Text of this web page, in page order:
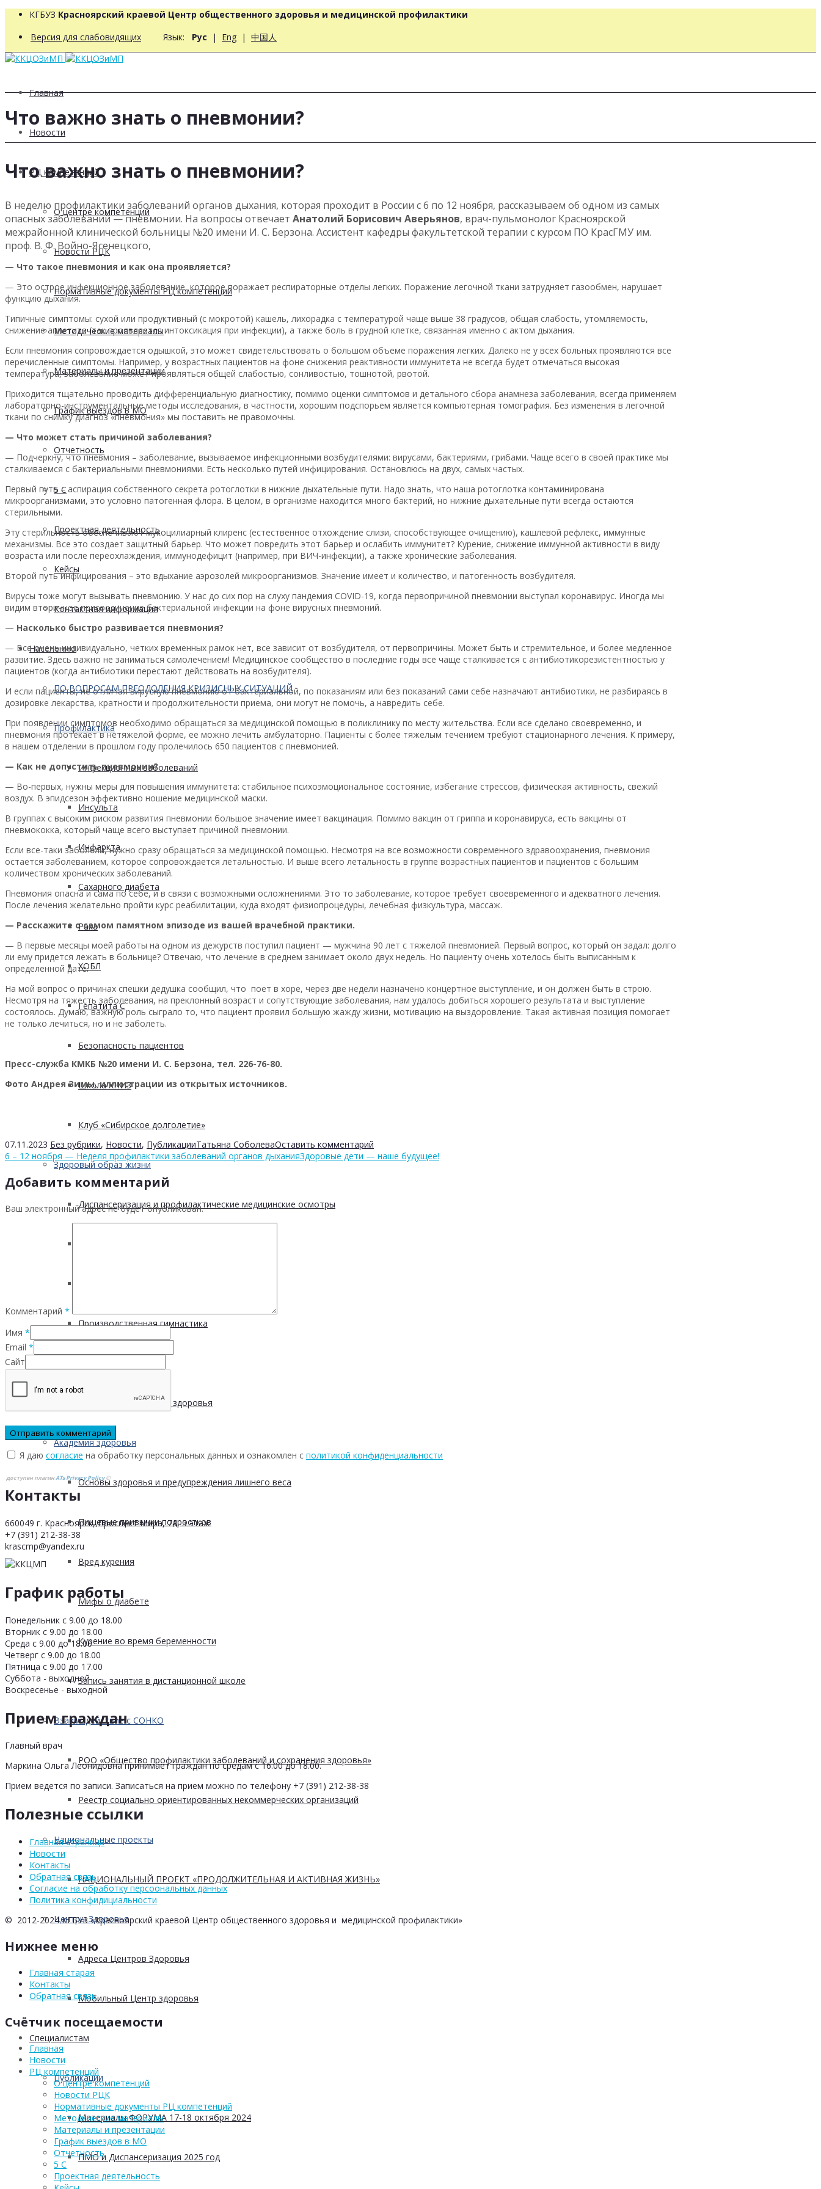
КГБУЗ Красноярский краевой Центр общественного здоровья и медицинской профилактики
Версия для слабовидящих Язык: Рус | Eng | 中国人
Главная
Новости
РЦ компетенций
О центре компетенций
Новости РЦК
Нормативные документы РЦ компетенций
Методические материалы
Материалы и презентации
График выездов в МО
Отчетность
5 С
Проектная деятельность
Кейсы
Контактная информация
Населению
ПО ВОПРОСАМ ПРЕОДОЛЕНИЯ КРИЗИСНЫХ СИТУАЦИЙ
Профилактика
Инфекционных заболеваний
Инсульта
Инфаркта
Сахарного диабета
Рака
ХОБЛ
Гепатита С
Безопасность пациентов
Школа ХНИЗ
Клуб «Сибирское долголетие»
Здоровый образ жизни
Диспансеризация и профилактические медицинские осмотры
Производственная гимнастика
Сохранение мужского здоровья
Академия здоровья
Основы здоровья и предупреждения лишнего веса
Пищевые привычки подростков
Вред курения
Мифы о диабете
Курение во время беременности
Запись занятия в дистанционной школе
Взаимодействие с СОНКО
РОО «Общество профилактики заболеваний и сохранения здоровья»
Реестр социально ориентированных некоммерческих организаций
Национальные проекты
НАЦИОНАЛЬНЫЙ ПРОЕКТ «ПРОДОЛЖИТЕЛЬНАЯ И АКТИВНАЯ ЖИЗНЬ»
Центры Здоровья
Адреса Центров Здоровья
Мобильный Центр здоровья
Cпециалистам
Публикации
Материалы ФОРУМА 17-18 октября 2024
ПМО и Диспансеризация 2025 год
Что важно знать о пневмонии?
Что важно знать о пневмонии?
В неделю профилактики заболеваний органов дыхания, которая проходит в России с 6 по 12 ноября, рассказываем об одном из самых
опасных заболеваний — пневмонии. На вопросы отвечает Анатолий Борисович Аверьянов, врач-пульмонолог Красноярской
межрайонной клинической больницы №20 имени И. С. Берзона. Ассистент кафедры факультетской терапии с курсом ПО КрасГМУ им.
проф. В. Ф. Войно-Ясенецкого,
— Что такое пневмония и как она проявляется?
— Это острое инфекционное заболевание, которое поражает респираторные отделы легких. Поражение легочной ткани затрудняет газообмен, нарушает
функцию дыхания.
Типичные симптомы: сухой или продуктивный (с мокротой) кашель, лихорадка с температурой чаще выше 38 градусов, общая слабость, утомляемость,
снижение аппетита (так проявляется интоксикация при инфекции), а также боль в грудной клетке, связанная именно с актом дыхания.
Если пневмония сопровождается одышкой, это может свидетельствовать о большом объеме поражения легких. Далеко не у всех больных проявляются все
перечисленные симптомы. Например, у возрастных пациентов на фоне снижения реактивности иммунитета не всегда будет отмечаться высокая
температура, заболевание может проявляться общей слабостью, сонливостью, тошнотой, рвотой.
Приходится тщательно проводить дифференциальную диагностику, помимо оценки симптомов и детального сбора анамнеза заболевания, всегда применяем
лабораторно-инструментальные методы исследования, в частности, хорошим подспорьем является компьютерная томография. Без изменения в легочной
ткани по снимку диагноз «пневмония» мы поставить не правомочны.
— Что может стать причиной заболевания?
— Подчеркну, что пневмония – заболевание, вызываемое инфекционными возбудителями: вирусами, бактериями, грибами. Чаще всего в своей практике мы
сталкиваемся с бактериальными пневмониями. Есть несколько путей инфицирования. Остановлюсь на двух, самых частых.
Первый путь – аспирация собственного секрета ротоглотки в нижние дыхательные пути. Надо знать, что наша ротоглотка контаминирована
микроорганизмами, это условно патогенная флора. В целом, в организме находится много бактерий, но нижние дыхательные пути всегда остаются
стерильными.
Эту стерильность обеспечивают мукоцилиарный клиренс (естественное отхождение слизи, способствующее очищению), кашлевой рефлекс, иммунные
механизмы. Все это создает защитный барьер. Что может повредить этот барьер и ослабить иммунитет? Курение, снижение иммунной активности в виду
возраста или после переохлаждения, иммунодефицит (например, при ВИЧ-инфекции), а также хронические заболевания.
Второй путь инфицирования – это вдыхание аэрозолей микроорганизмов. Значение имеет и количество, и патогенность возбудителя.
Вирусы тоже могут вызывать пневмонию. У нас до сих пор на слуху пандемия COVID-19, когда первопричиной пневмонии выступал коронавирус. Иногда мы
видим вторичное присоединение бактериальной инфекции на фоне вирусных пневмоний.
— Насколько быстро развивается пневмония?
— Все очень индивидуально, четких временных рамок нет, все зависит от возбудителя, от первопричины. Может быть и стремительное, и более медленное
развитие. Здесь важно не заниматься самолечением! Медицинское сообщество в последние годы все чаще сталкивается с антибиотикорезистентностью у
пациентов (когда антибиотики перестают действовать на возбудителя).
И если пациенты, не отличая вирусную пневмонию от бактериальной, по показаниям или без показаний сами себе назначают антибиотики, не разбираясь в
дозировке лекарства, кратности и продолжительности приема, они могут не помочь, а навредить себе.
При появлении симптомов необходимо обращаться за медицинской помощью в поликлинику по месту жительства. Если все сделано своевременно, и
пневмония протекает в нетяжелой форме, ее можно лечить амбулаторно. Пациенты с более тяжелым течением требуют стационарного лечения. К примеру,
в нашем отделении в прошлом году пролечилось 650 пациентов с пневмонией.
— Как не допустить пневмонии?
— Во-первых, нужны меры для повышения иммунитета: стабильное психоэмоциональное состояние, избегание стрессов, физическая активность, свежий
воздух. В эпидсезон эффективно ношение медицинской маски.
В группах с высоким риском развития пневмонии большое значение имеет вакцинация. Помимо вакцин от гриппа и коронавируса, есть вакцины от
пневмококка, который чаще всего выступает причиной пневмонии.
Если все-таки заболели, нужно сразу обращаться за медицинской помощью. Несмотря на все возможности современного здравоохранения, пневмония
остается заболеванием, которое сопровождается летальностью. И выше всего летальность в группе возрастных пациентов и пациентов с большим
количеством хронических заболеваний.
Пневмония опасна и сама по себе, и в связи с возможными осложнениями. Это то заболевание, которое требует своевременного и адекватного лечения.
После лечения желательно пройти курс реабилитации, куда входят физиопроцедуры, лечебная физкультура, массаж.
— Расскажите о самом памятном эпизоде из вашей врачебной практики.
— В первые месяцы моей работы на одном из дежурств поступил пациент — мужчина 90 лет с тяжелой пневмонией. Первый вопрос, который он задал: долго
ли ему придется лежать в больнице? Отвечаю, что лечение в среднем занимает около двух недель. Но пациенту очень хотелось быть выписанным к
определенной дате.
На мой вопрос о причинах спешки дедушка сообщил, что поет в хоре, через две недели назначено концертное выступление, и он должен быть в строю.
Несмотря на тяжесть заболевания, на преклонный возраст и сопутствующие заболевания, нам удалось добиться хорошего результата и выступление
состоялось. Думаю, важную роль сыграло то, что пациент проявил большую жажду жизни, мотивацию на выздоровление. Такая активная позиция помогает
не только лечиться, но и не заболеть.
Пресс-служба КМКБ №20 имени И. С. Берзона, тел. 226-76-80.
Фото Андрея Зимы, иллюстрации из открытых источников.
07.11.2023 Без рубрики, Новости, ПубликацииТатьяна СоболеваОставить комментарий
6 – 12 ноября — Неделя профилактики заболеваний органов дыханияЗдоровые дети — наше будущее!
Добавить комментарий
Ваш электронный адрес не будет опубликован.
Комментарий *
Имя *
Email *
Сайт
Я даю согласие на обработку персональных данных и ознакомлен с политикой конфиденциальности
доступен плагинATs Privacy Policy©
Контакты
660049 г. Красноярск, Проспект Мира, 7а, 3 этаж
+7 (391) 212-38-38
krascmp@yandex.ru
График работы
Понедельник с 9.00 до 18.00
Вторник с 9.00 до 18.00
Среда с 9.00 до 18.00
Четверг с 9.00 до 18.00
Пятница с 9.00 до 17.00
Суббота - выходной
Воскресенье - выходной
Прием граждан
Главный врач
Маркина Ольга Леонидовна принимает граждан по средам с 16.00 до 18.00.
Прием ведется по записи. Записаться на прием можно по телефону +7 (391) 212-38-38
Полезные ссылки
Главная страница
Новости
Контакты
Обратная связь
Согласие на обработку персоональных данных
Политика конфидициальности
© 2012-2024 КГБУЗ «Красноярский краевой Центр общественного здоровья и медицинской профилактики»
Нижнее меню
Главная старая
Контакты
Обратная связь
Счётчик посещаемости
Главная
Новости
РЦ компетенций
О центре компетенций
Новости РЦК
Нормативные документы РЦ компетенций
Методические материалы
Материалы и презентации
График выездов в МО
Отчетность
5 С
Проектная деятельность